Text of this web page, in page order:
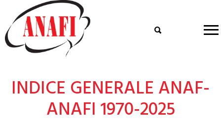
INDICE GENERALE ANAF-
ANAFI 1970-2025